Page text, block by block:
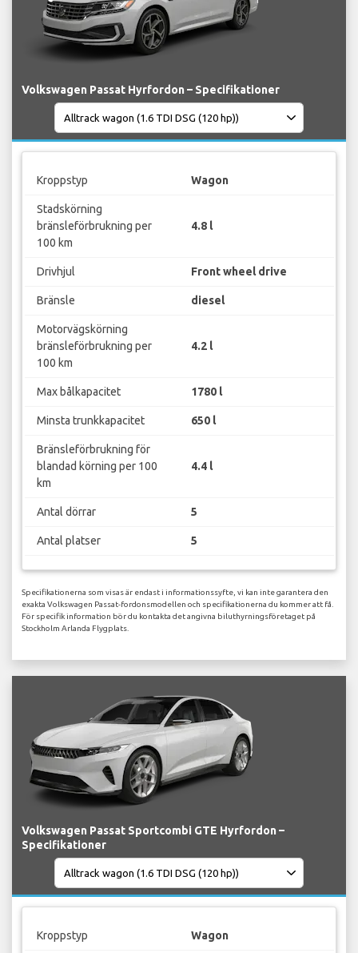
Volkswagen Passat Hyrfordon – Specifikationer
Kroppstyp Wagon
Stadskörning
bränsleförbrukning per
100 km
4.8 l
Drivhjul Front wheel drive
Bränsle diesel
Motorvägskörning
bränsleförbrukning per
100 km
4.2 l
Max bålkapacitet 1780 l
Minsta trunkkapacitet 650 l
Bränsleförbrukning för
blandad körning per 100
km
4.4 l
Antal dörrar 5
Antal platser 5
Specifikationerna som visas är endast i informationssyfte, vi kan inte garantera den
exakta Volkswagen Passat-fordonsmodellen och specifikationerna du kommer att få.
För specifik information bör du kontakta det angivna biluthyrningsföretaget på
Stockholm Arlanda Flygplats.
Volkswagen Passat Sportcombi GTE Hyrfordon –
Specifikationer
Kroppstyp Wagon